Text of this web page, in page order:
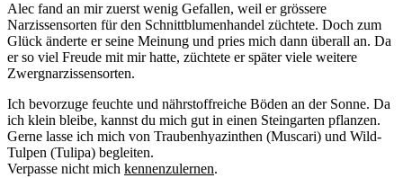
Alec fand an mir zuerst wenig Gefallen, weil er grössere
Narzissensorten für den Schnittblumenhandel züchtete. Doch zum
Glück änderte er seine Meinung und pries mich dann überall an. Da
er so viel Freude mit mir hatte, züchtete er später viele weitere
Zwergnarzissensorten.
Ich bevorzuge feuchte und nährstoffreiche Böden an der Sonne. Da
ich klein bleibe, kannst du mich gut in einen Steingarten pflanzen.
Gerne lasse ich mich von Traubenhyazinthen (Muscari) und Wild-
Tulpen (Tulipa) begleiten.
Verpasse nicht mich kennenzulernen.